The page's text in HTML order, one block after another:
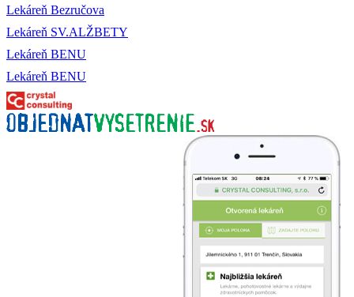
Lekáreň Bezručova
Lekáreň SV.ALŽBETY
Lekáreň BENU
Lekáreň BENU